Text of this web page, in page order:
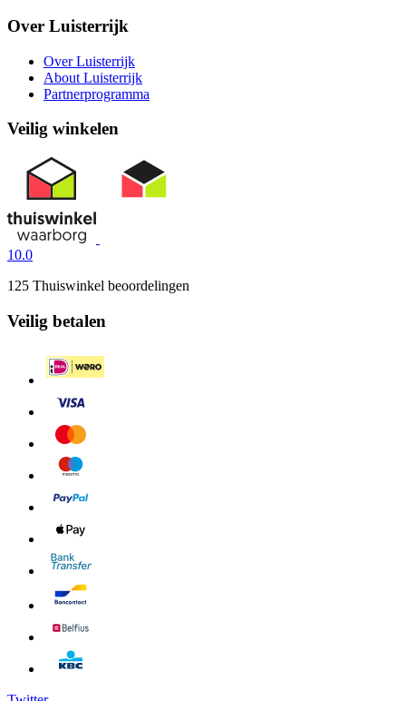
Over Luisterrijk
Over Luisterrijk
About Luisterrijk
Partnerprogramma
Veilig winkelen
10.0
125 Thuiswinkel beoordelingen
Veilig betalen